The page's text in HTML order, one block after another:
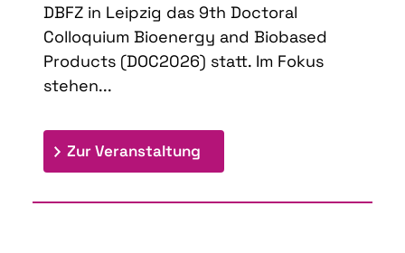
DBFZ in Leipzig das 9th Doctoral
Colloquium Bioenergy and Biobased
Products (DOC2026) statt. Im Fokus
stehen...
Zur Veranstaltung